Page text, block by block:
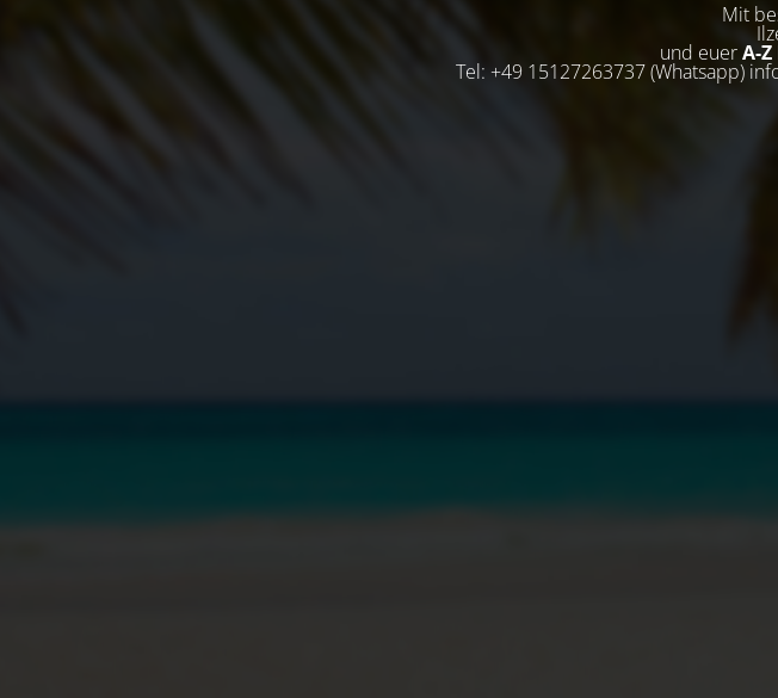
Mit
und euerA-
Tel: +49 15127263737 (Whatsapp)